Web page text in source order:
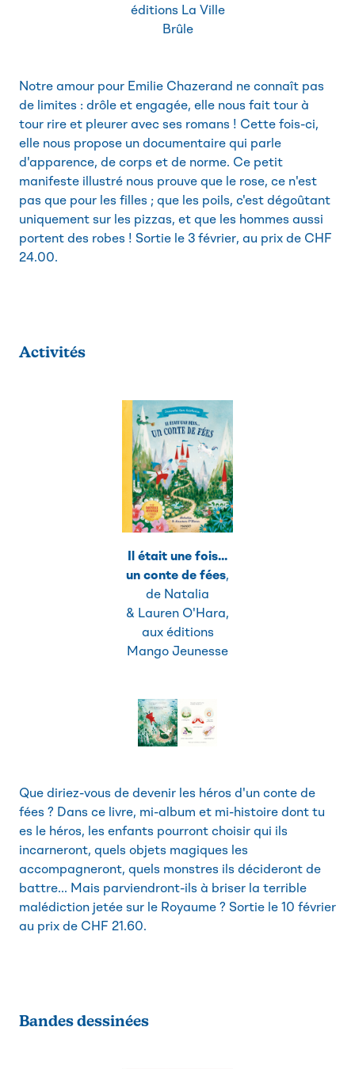
éditions La Ville
Brûle
Notre amour pour Emilie Chazerand ne connaît pas
de limites : drôle et engagée, elle nous fait tour à
tour rire et pleurer avec ses romans ! Cette fois-ci,
elle nous propose un documentaire qui parle
d'apparence, de corps et de norme. Ce petit
manifeste illustré nous prouve que le rose, ce n'est
pas que pour les filles ; que les poils, c'est dégoûtant
uniquement sur les pizzas, et que les hommes aussi
portent des robes ! Sortie le 3 février, au prix de CHF
24.00.
Activités
Il était une fois...
un conte de fées,
de Natalia
& Lauren O'Hara,
aux éditions
Mango Jeunesse
Que diriez-vous de devenir les héros d'un conte de
fées ? Dans ce livre, mi-album et mi-histoire dont tu
es le héros, les enfants pourront choisir qui ils
incarneront, quels objets magiques les
accompagneront, quels monstres ils décideront de
battre... Mais parviendront-ils à briser la terrible
malédiction jetée sur le Royaume ? Sortie le 10 février
au prix de CHF 21.60.
Bandes dessinées